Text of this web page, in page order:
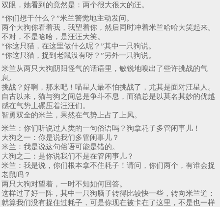
双眼，她看到的竟然是：两个很大很大的汪。
“你们想干什么？”米兰警觉地主动发问。
两个大狗你看着我，我望着你，然后同时冲着米兰哈哈大笑起来。
不对，不是哈哈，是汪汪大笑。
“你这只猫，在这里做什么呢？”其中一只狗说。
“你这只猫，捉到老鼠没有呀？”另外一只狗说。
米兰从两只大狗阴阳怪气的话语里，敏锐地嗅出了些许挑战的气
息。
挑战？好啊，那来吧！喵星人最不怕挑战了，尤其是面对汪星人。
自古以来，猫与狗之间总是争斗不息，而猫总是以莫名其妙的优越
感在气势上碾压着汪汪们。
智勇双全的米兰，果然在气势上占了上风。
米兰：你们听说过人类的一句俗语吗？狗拿耗子多管闲事儿！
大狗之一：你是说我们多管闲事儿？
米兰：我是说这句俗语可能是错的。
大狗之二：是你说我们不是在管闲事儿？
米兰：我是说，你们根本拿不住耗子！请问，你们两个，有谁会捉
老鼠吗？
两只大狗对望着，一时不知如何回答。
这样过了好一阵，其中一只狗脑子转得比较快一些，转向米兰道：
就算我们没有捉住过耗子，可是你现在被卡在了这里，不是也一样